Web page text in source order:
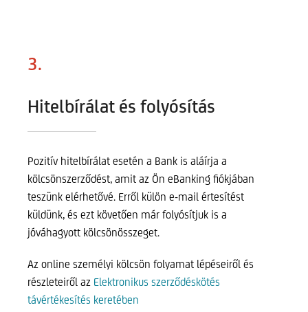
3.
Hitelbírálat és folyósítás
Pozitív hitelbírálat esetén a Bank is aláírja a
kölcsönszerződést, amit az Ön eBanking fiókjában
teszünk elérhetővé. Erről külön e-mail értesítést
küldünk, és ezt követően már folyósítjuk is a
jóváhagyott kölcsönösszeget.
Az online személyi kölcsön folyamat lépéseiről és
részleteiről az Elektronikus szerződéskötés
távértékesítés keretében